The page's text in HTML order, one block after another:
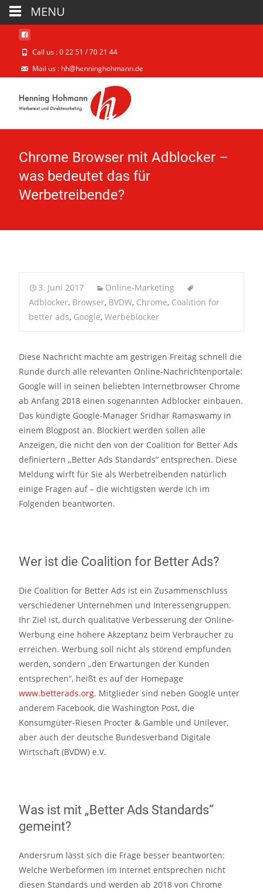
Call us : 0 22 51 / 70 21 44
Mail us : hh@henninghohmann.de
Chrome Browser mit Adblocker –
was bedeutet das für
Werbetreibende?
3. Juni 2017
Online-Marketing
Adblocker, Browser, BVDW, Chrome, Coalition for
better ads, Google, Werbeblocker
Diese Nachricht machte am gestrigen Freitag schnell die
Runde durch alle relevanten Online-Nachrichtenportale:
Google will in seinen beliebten Internetbrowser Chrome
ab Anfang 2018 einen sogenannten Adblocker einbauen.
Das kündigte Google-Manager Sridhar Ramaswamy in
einem Blogpost an. Blockiert werden sollen alle
Anzeigen, die nicht den von der Coalition for Better Ads
definiertern „Better Ads Standards“ entsprechen. Diese
Meldung wirft für Sie als Werbetreibenden natürlich
einige Fragen auf – die wichtigsten werde ich im
Folgenden beantworten.
Wer ist die Coalition for Better Ads?
Die Coalition for Better Ads ist ein Zusammenschluss
verschiedener Unternehmen und Interessengruppen.
Ihr Ziel ist, durch qualitative Verbesserung der Online-
Werbung eine höhere Akzeptanz beim Verbraucher zu
erreichen. Werbung soll nicht als störend empfunden
werden, sondern „den Erwartungen der Kunden
entsprechen“, heißt es auf der Homepage
www.betterads.org. Mitglieder sind neben Google unter
anderem Facebook, die Washington Post, die
Konsumgüter-Riesen Procter & Gamble und Unilever,
aber auch der deutsche Bundesverband Digitale
Wirtschaft (BVDW) e.V.
Was ist mit „Better Ads Standards“
gemeint?
Andersrum lässt sich die Frage besser beantworten:
Welche Werbeformen im Internet entsprechen nicht
diesen Standards und werden ab 2018 von Chrome
MENU